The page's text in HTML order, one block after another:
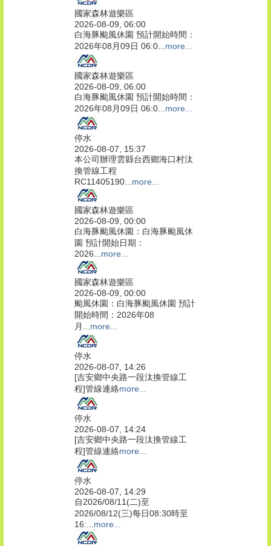
國家森林遊樂區
2026-08-09, 06:00
白海豚颱風休園 預計開始時間：
2026年08月09日 06:0... more...
國家森林遊樂區
2026-08-09, 06:00
白海豚颱風休園 預計開始時間：
2026年08月09日 06:0... more...
停水
2026-08-07, 15:37
本公司辦理雲縣台西鄉海口村汰
換管線工程
RC11405190... more...
國家森林遊樂區
2026-08-09, 00:00
白海豚颱風休園：白海豚颱風休
園 預計開始日期：
2026... more...
國家森林遊樂區
2026-08-09, 00:00
颱風休園：白海豚颱風休園 預計
開始時間：2026年08
月... more...
停水
2026-08-07, 14:26
[吉安鄉中央路一段汰換管線工
程]管線連絡more...
停水
2026-08-07, 14:24
[吉安鄉中央路一段汰換管線工
程]管線連絡more...
停水
2026-08-07, 14:29
自2026/08/11(二)至
2026/08/12(三)每日08:30時至
16:... more...